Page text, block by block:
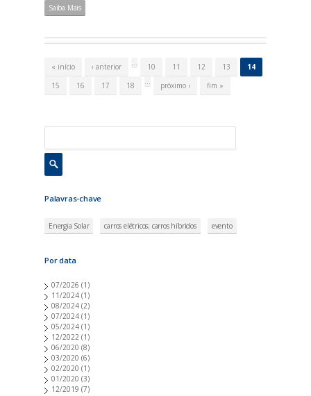
Saiba Mais
« início ‹ anterior … 10 11 12 13
14
15
16 17 18 … próximo › fim »
Palavras-chave
Energia Solar carros elétricos; carros híbridos evento
Por data
07/2026 (1)
11/2024 (1)
08/2024 (2)
07/2024 (1)
05/2024 (1)
12/2022 (1)
06/2020 (8)
03/2020 (6)
02/2020 (1)
01/2020 (3)
12/2019 (7)